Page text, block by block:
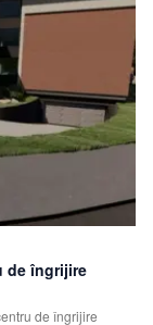
de îngrijire
de îngrijire